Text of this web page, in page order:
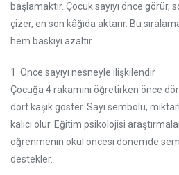
başlamaktır. Çocuk sayıyı önce
çizer, en son kâğıda aktarır. Bu
hem baskıyı azaltır.
1. Önce sayıyı nesneyle ilişkilendir
Çocuğa 4 rakamını öğretirken önce
dört kaşık göster. Sayı sembolü,
kalıcı olur. Eğitim psikolojisi
öğrenmenin okul öncesi dönemde
destekler.